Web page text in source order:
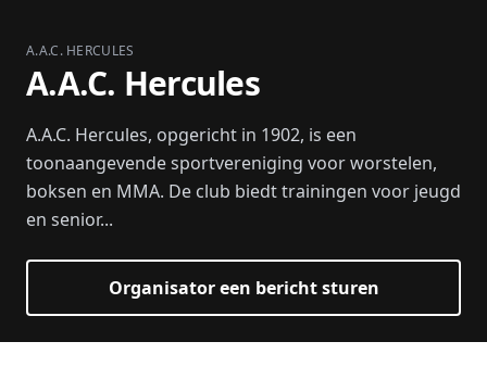
A.A.C. HERCULES
A.A.C. Hercules
A.A.C. Hercules, opgericht in 1902, is een
toonaangevende sportvereniging voor worstelen,
boksen en MMA. De club biedt trainingen voor jeugd
en senior...
Organisator een bericht sturen